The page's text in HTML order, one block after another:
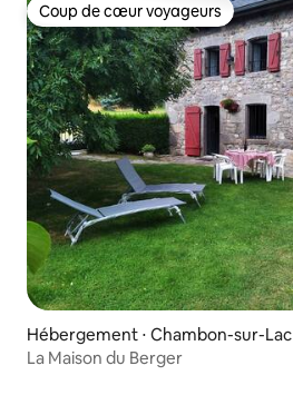
Coup de cœur voyageurs
Coup de cœur voyageurs
Hébergement ⋅ Chambon-sur-Lac
La Maison du Berger